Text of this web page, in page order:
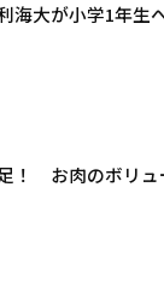
海大が小学1年生
！ お肉のボリュ